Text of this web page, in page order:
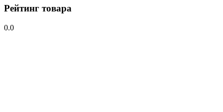
Рейтинг товара
0.0